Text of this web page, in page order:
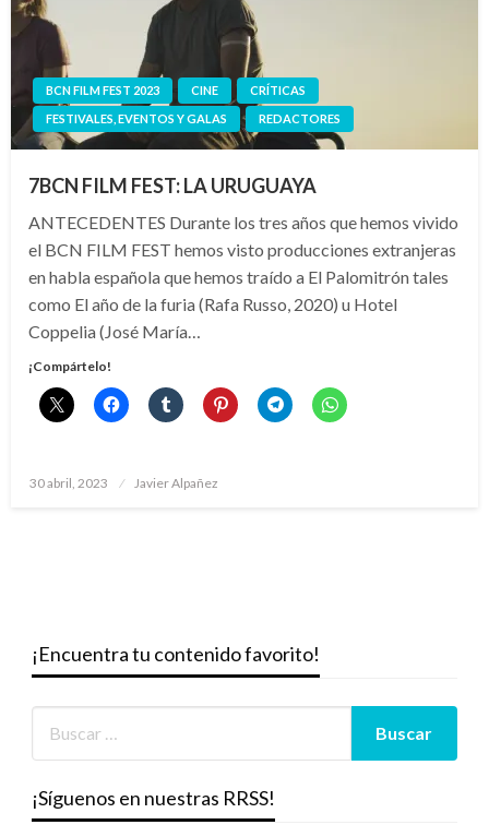
BCN FILM FEST 2023 CINE
CRÍTICAS
FESTIVALES, EVENTOS Y GALAS
REDACTORES
7BCN FILM FEST: LA URUGUAYA
ANTECEDENTES Durante los tres años que hemos vivido
el BCN FILM FEST hemos visto producciones extranjeras
en habla española que hemos traído a El Palomitrón tales
como El año de la furia (Rafa Russo, 2020) u Hotel
Coppelia (José María…
¡Compártelo!
Publicado
30 abril, 2023 Javier Alpañez
¡Encuentra tu contenido favorito!
¡Síguenos en nuestras RRSS!